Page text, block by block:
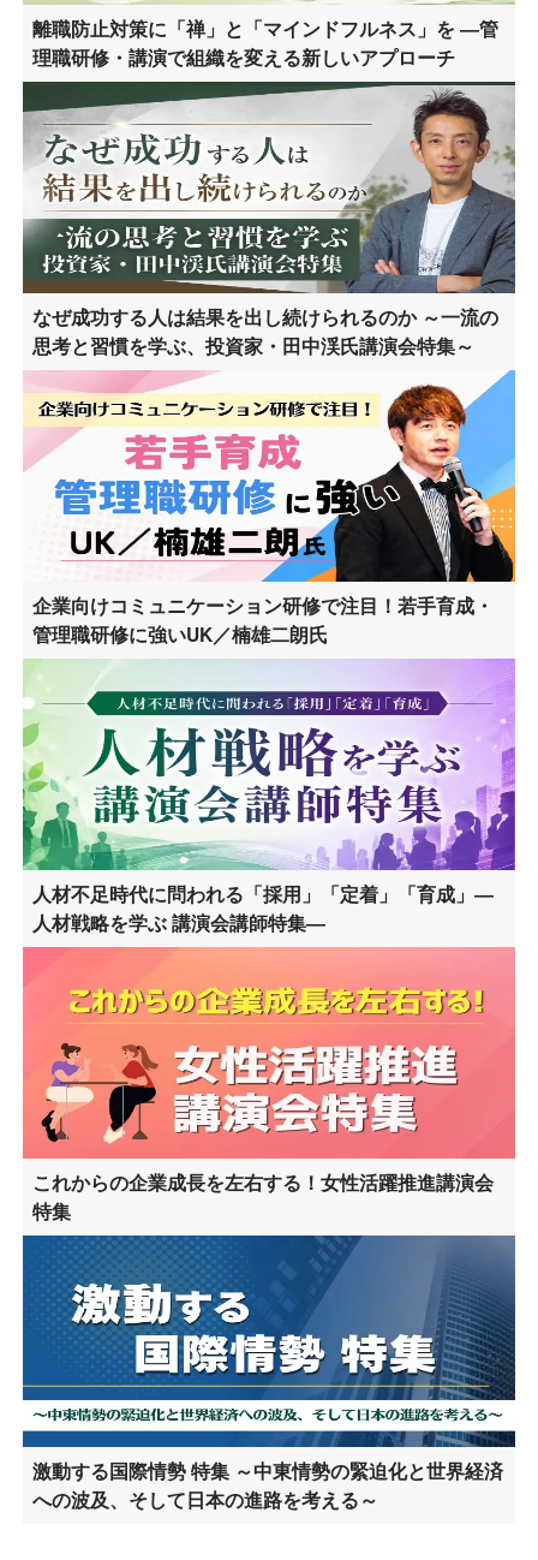
離職防止対策に「禅」と「マインドフルネス」を ―管
理職研修・講演で組織を変える新しいアプローチ
なぜ成功する人は結果を出し続けられるのか ～一流の
思考と習慣を学ぶ、投資家・田中渓氏講演会特集～
企業向けコミュニケーション研修で注目！若手育成・
管理職研修に強いUK／楠雄二朗氏
人材不足時代に問われる「採用」「定着」「育成」―
人材戦略を学ぶ 講演会講師特集―
これからの企業成長を左右する！女性活躍推進講演会
特集
激動する国際情勢 特集 ～中東情勢の緊迫化と世界経済
への波及、そして日本の進路を考える～